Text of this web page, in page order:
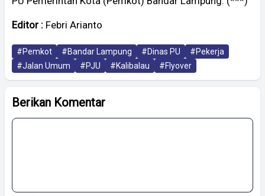
Editor : Febri Arianto
#Pemkot #Bandar Lampung #Dinas PU
#Pekerja
#Jalan Umum
#PJU #Kalibalau #Flyover
Berikan Komentar